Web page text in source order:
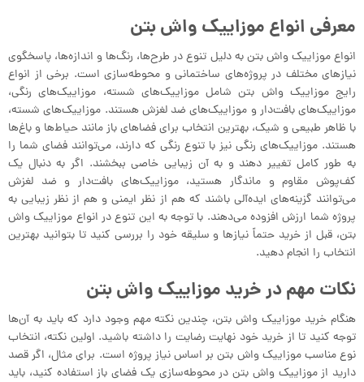
معرفی انواع موزاییک واش بتن
انواع موزاییک واش بتن به دلیل تنوع در طرح‌ها، رنگ‌ها و اندازه‌ها، پاسخگوی
نیازهای مختلف در پروژه‌های ساختمانی و محوطه‌سازی است. برخی از انواع
رایج موزاییک واش بتن شامل موزاییک‌های شسته، موزاییک‌های رنگی،
موزاییک‌های بافت‌دار و موزاییک‌های ضد لغزش هستند. موزاییک‌های شسته،
با ظاهر طبیعی و شیک، بهترین انتخاب برای فضاهای باز مانند حیاط‌ها و باغ‌ها
هستند. موزاییک‌های رنگی نیز با تنوع رنگی که دارند، می‌توانند فضای شما را
به طور کامل تغییر دهند و به آن زیبایی خاصی ببخشند. اگر به دنبال یک
کف‌پوش مقاوم و ماندگار هستید، موزاییک‌های بافت‌دار و ضد لغزش
می‌توانند گزینه‌های ایده‌آلی باشند که هم از نظر ایمنی و هم از نظر زیبایی به
پروژه شما ارزش افزوده می‌دهند. با توجه به این تنوع در انواع موزاییک واش
بتن، قبل از خرید حتماً نیازها و سلیقه خود را بررسی کنید تا بتوانید بهترین
انتخاب را انجام دهید.
نکات مهم در خرید موزاییک واش بتن
هنگام خرید موزاییک واش بتن، چندین نکته مهم وجود دارد که باید به آن‌ها
توجه کنید تا از خرید خود نهایت رضایت را داشته باشید. اولین نکته، انتخاب
نوع مناسب موزاییک واش بتن بر اساس نیاز پروژه است. برای مثال، اگر قصد
دارید از موزاییک واش بتن در محوطه‌سازی یک فضای باز استفاده کنید، باید